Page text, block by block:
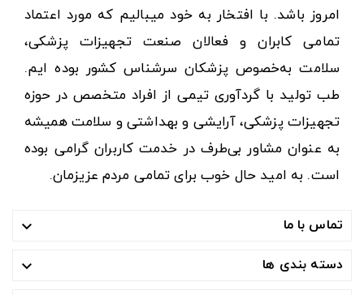
امروز باشد. با افتخار به خود میبالیم که مورد اعتماد
تمامی کابران و فعالان صنعت تجهیزات پزشکی،
سلامت به‌خصوص پزشکان سرشناس کشور بوده ایم.
طب تولید با گردآوری تیمی از افراد متخصص در حوزه
تجهیزات پزشکی، آرایشی و بهداشتی و سلامت همیشه
به عنوان مشاور بی‌طرف در خدمت کاربران گرامی بوده
است. به امید حال خوب برای تمامی مردم عزیزمان.
تماس با ما 
دسته بندی ها 